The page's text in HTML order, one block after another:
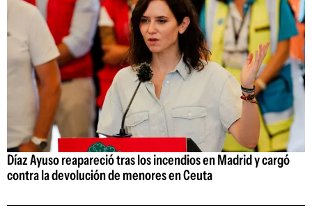
Díaz Ayuso reapareció tras los incendios en Madrid y cargó
contra la devolución de menores en Ceuta